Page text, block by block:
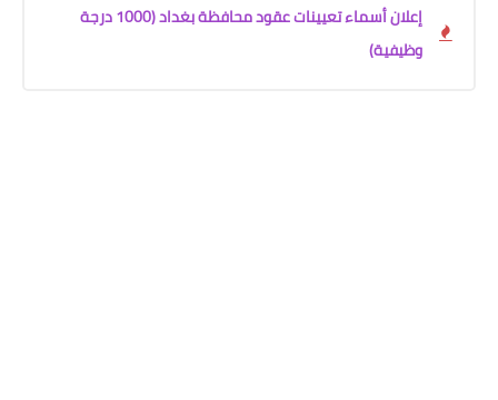
إعلان أسماء تعيينات عقود محافظة بغداد (1000 درجة
وظيفية)